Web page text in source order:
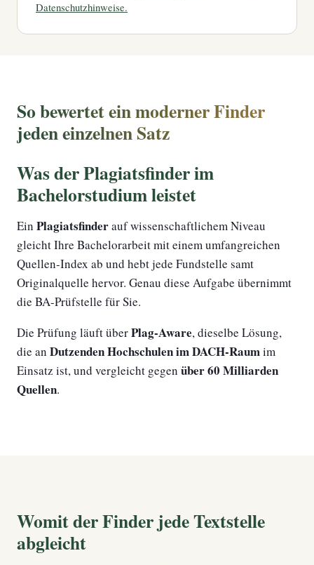
Datenschutzhinweise.
So bewertet ein moderner Finder
jeden einzelnen Satz
Was der Plagiatsfinder im
Bachelorstudium leistet
Ein Plagiatsfinderauf wissenschaftlichem Niveau
gleicht Ihre Bachelorarbeit mit einem umfangreichen
Quellen-Index ab und hebt jede Fundstelle samt
Originalquelle hervor. Genau diese Aufgabe übernimmt
die BA-Prüfstelle für Sie.
Die Prüfung läuft überPlag-Aware, dieselbe Lösung,
die an Dutzenden Hochschulen im DACH-Raumim
Einsatz ist, und vergleicht gegen über 60 Milliarden
Quellen.
Womit der Finder jede Textstelle
abgleicht